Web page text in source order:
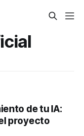
de tu IA:
proyecto